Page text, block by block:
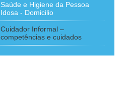
Saúde e Higiene da Pessoa
Idosa - Domicilio
Cuidador Informal –
competências e cuidados